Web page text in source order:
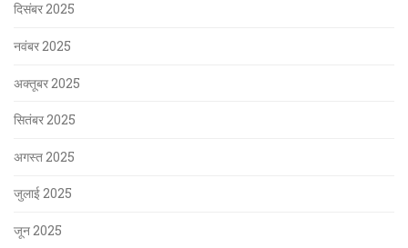
दिसंबर 2025
नवंबर 2025
अक्तूबर 2025
सितंबर 2025
अगस्त 2025
जुलाई 2025
जून 2025